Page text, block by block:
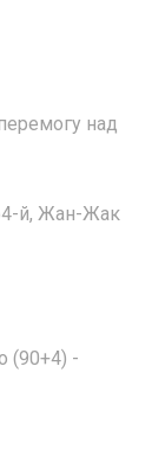
над
й, Жан-Жак
(90+4) -